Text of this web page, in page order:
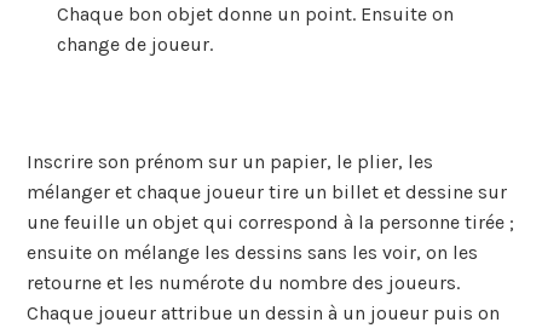
Chaque bon objet donne un point. Ensuite on
change de joueur.
Inscrire son prénom sur un papier, le plier, les
mélanger et chaque joueur tire un billet et dessine sur
une feuille un objet qui correspond à la personne tirée ;
ensuite on mélange les dessins sans les voir, on les
retourne et les numérote du nombre des joueurs.
Chaque joueur attribue un dessin à un joueur puis on